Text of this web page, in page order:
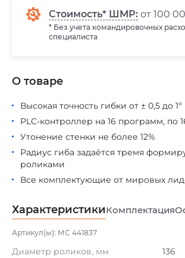
Стоимость* ШМР: от 100
* Без учета командировочных
специалиста
Высокая точность гибки от ± 0,5 до 1º
PLC-контроллер на 16 программ, по
Утонение стенки не более 12%
Радиус гиба задаётся тремя
роликами
Все комплектующие от мировых
О товаре
ХарактеристикиКомплектация
Артикул(ы): МС 441837
Диаметр роликов, мм
136